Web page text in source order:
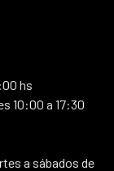
hs
10:00 a 17:30
a sábados de